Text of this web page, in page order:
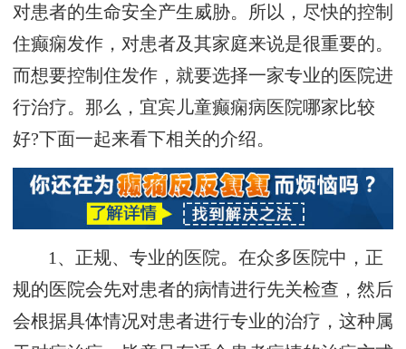
对患者的生命安全产生威胁。所以，尽快的控制
住癫痫发作，对患者及其家庭来说是很重要的。
而想要控制住发作，就要选择一家专业的医院进
行治疗。那么，宜宾儿童癫痫病医院哪家比较
好?下面一起来看下相关的介绍。
1、正规、专业的医院。在众多医院中，正
规的医院会先对患者的病情进行先关检查，然后
会根据具体情况对患者进行专业的治疗，这种属